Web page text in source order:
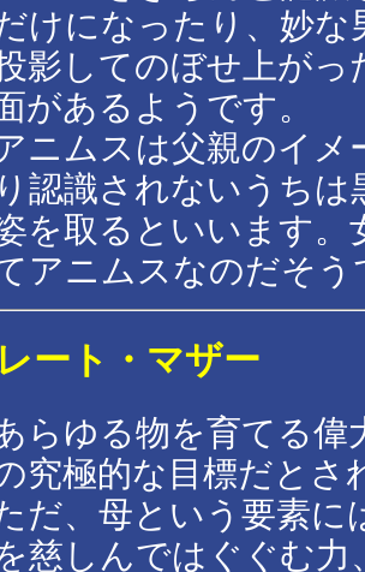
けになったり、妙
影してのぼせ上が
があるようです。
ニムスは父親のイメ
認識されないうち
を取るといいます。
アニムスなのだそう
ート・マザー
らゆる物を育てる偉
究極的な目標だとさ
だ、母という要素に
慈しんではぐぐむ